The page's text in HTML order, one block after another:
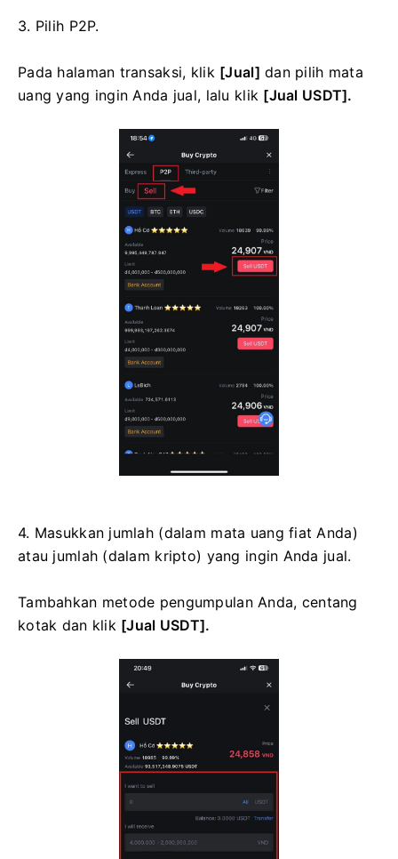
3. Pilih P2P.
Pada halaman transaksi, klik [Jual] dan pilih mata
uang yang ingin Anda jual, lalu klik [Jual USDT].
4. Masukkan jumlah (dalam mata uang fiat Anda)
atau jumlah (dalam kripto) yang ingin Anda jual.
Tambahkan metode pengumpulan Anda, centang
kotak dan klik [Jual USDT].